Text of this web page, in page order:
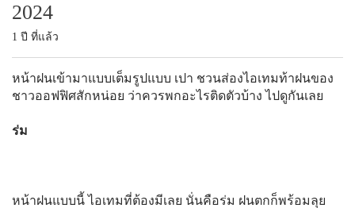
2024
1 ปี ที่แล้ว
หน้าฝนเข้ามาแบบเต็มรูปแบบ เปา ชวนส่องไอเทมท้าฝนของ
ชาวออฟฟิศสักหน่อย ว่าควรพกอะไรติดตัวบ้าง ไปดูกันเลย
ร่ม
หน้าฝนแบบนี้ ไอเทมที่ต้องมีเลย นั่นคือร่ม ฝนตกก็พร้อมลุย